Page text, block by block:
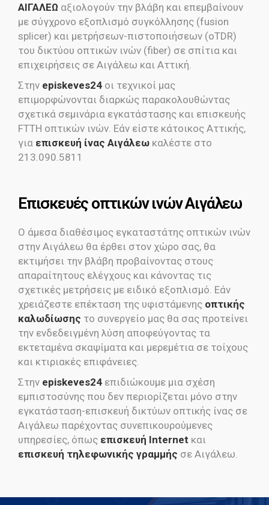
ΑΙΓΑΛΕΩ αξιολογούν την βλάβη και επεμβαίνουν
με σύγχρονο εξοπλισμό συγκόλλησης (fusion
splicer) και μετρήσεων-πιστοποιήσεων (oTDR)
του δικτύου οπτικών ινών (fiber) σε σπίτια και
επιχειρήσεις σε Αιγάλεω και Αττική.
Στην episkeves24 οι τεχνικοί μας
επιμορφώνονται διαρκώς παρακολουθώντας
σχετικά σεμινάρια εγκατάστασης και επισκευής
FTTH οπτικών ινών. Εάν είστε κάτοικος Αττικής,
για επισκευή ίνας Αιγάλεω καλέστε στο
213.090.5811
Eπισκευές οπτικών ινών Αιγάλεω
Ο άμεσα διαθέσιμος εγκαταστάτης οπτικών ινών
στην Αιγάλεω θα έρθει στον χώρο σας, θα
εκτιμήσει την βλάβη προβαίνοντας στους
απαραίτητους ελέγχους και κάνοντας τις
σχετικές μετρήσεις με ειδικό εξοπλισμό. Εάν
χρειάζεστε επέκταση της υφιστάμενης οπτικής
καλωδίωσης το συνεργείο μας θα σας προτείνει
την ενδεδειγμένη λύση αποφεύγοντας τα
εκτεταμένα σκαψίματα και μερεμέτια σε τοίχους
και κτιριακές επιφάνειες.
Στην episkeves24 επιδιώκουμε μια σχέση
εμπιστοσύνης που δεν περιορίζεται μόνο στην
εγκατάσταση-επισκευή δικτύων οπτικής ίνας σε
Αιγάλεω παρέχοντας συνεπικουρούμενες
υπηρεσίες, όπως επισκευή Internet και
επισκευή τηλεφωνικής γραμμής σε Αιγάλεω.